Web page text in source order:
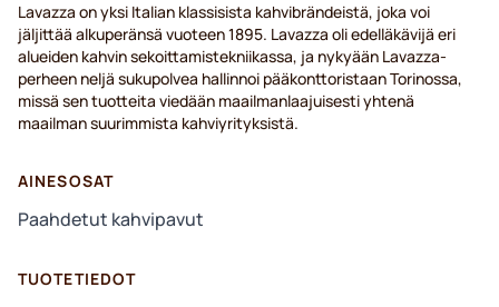
Lavazza on yksi Italian klassisista kahvibrändeistä, joka voi
jäljittää alkuperänsä vuoteen 1895. Lavazza oli edelläkävijä eri
alueiden kahvin sekoittamistekniikassa, ja nykyään Lavazza-
perheen neljä sukupolvea hallinnoi pääkonttoristaan Torinossa,
missä sen tuotteita viedään maailmanlaajuisesti yhtenä
maailman suurimmista kahviyrityksistä.
AINESOSAT
Paahdetut kahvipavut
TUOTETIEDOT